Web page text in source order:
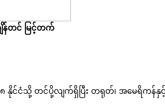
န်တင် မြင့်တက်
၈ နိုင်ငံသို့ တင်ပို့လျက်ရှိပြီး တရုတ်၊ အမေရိကန်နှ